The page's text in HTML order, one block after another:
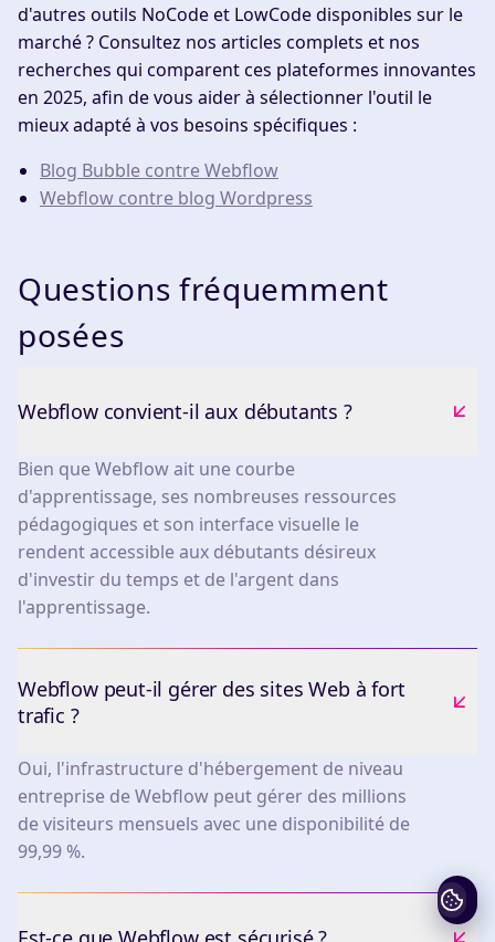
d'autres outils NoCode et LowCode disponibles sur le
marché ? Consultez nos articles complets et nos
recherches qui comparent ces plateformes innovantes
en 2025, afin de vous aider à sélectionner l'outil le
mieux adapté à vos besoins spécifiques :
Blog Bubble contre Webflow
Webflow contre blog Wordpress
Questions fréquemment
posées
Webflow convient-il aux débutants ?
Bien que Webflow ait une courbe
d'apprentissage, ses nombreuses ressources
pédagogiques et son interface visuelle le
rendent accessible aux débutants désireux
d'investir du temps et de l'argent dans
l'apprentissage.
Webflow peut-il gérer des sites Web à fort
trafic ?
Oui, l'infrastructure d'hébergement de niveau
entreprise de Webflow peut gérer des millions
de visiteurs mensuels avec une disponibilité de
99,99 %.